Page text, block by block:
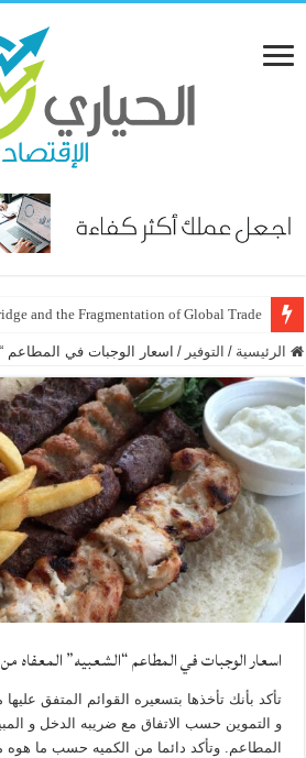
and the Fragmentation of Global Trade
الرئيسية / التوفير / اسعار الوجبات في المطاعم
اسعار الوجبات في المطاعم “الشعبيه” المعفاه
تأكد بأنك تأخذها بتسعيره القوائم المتفق
و التموين حسب الاتفاق مع ضريبه الدخل و
المطاعم. وتأكد دائما من الكميه حسب ما هوه